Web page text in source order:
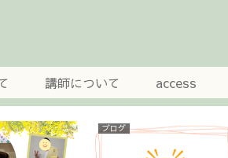
講師について access
のらぼーな